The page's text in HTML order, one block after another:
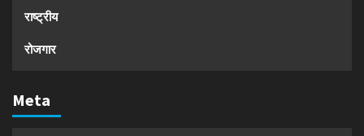
राष्ट्रीय
रोजगार
Meta